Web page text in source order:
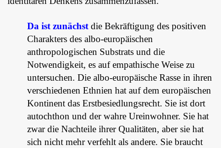
Da ist zunächst die Bekräftigung des positiven
Charakters des albo-europäischen
anthropologischen Substrats und die
Notwendigkeit, es auf empathische Weise zu
untersuchen. Die albo-europäische Rasse in ihren
verschiedenen Ethnien hat auf dem europäischen
Kontinent das Erstbesiedlungsrecht. Sie ist dort
autochthon und der wahre Ureinwohner. Sie hat
zwar die Nachteile ihrer Qualitäten, aber sie hat
sich nicht mehr verfehlt als andere. Sie braucht